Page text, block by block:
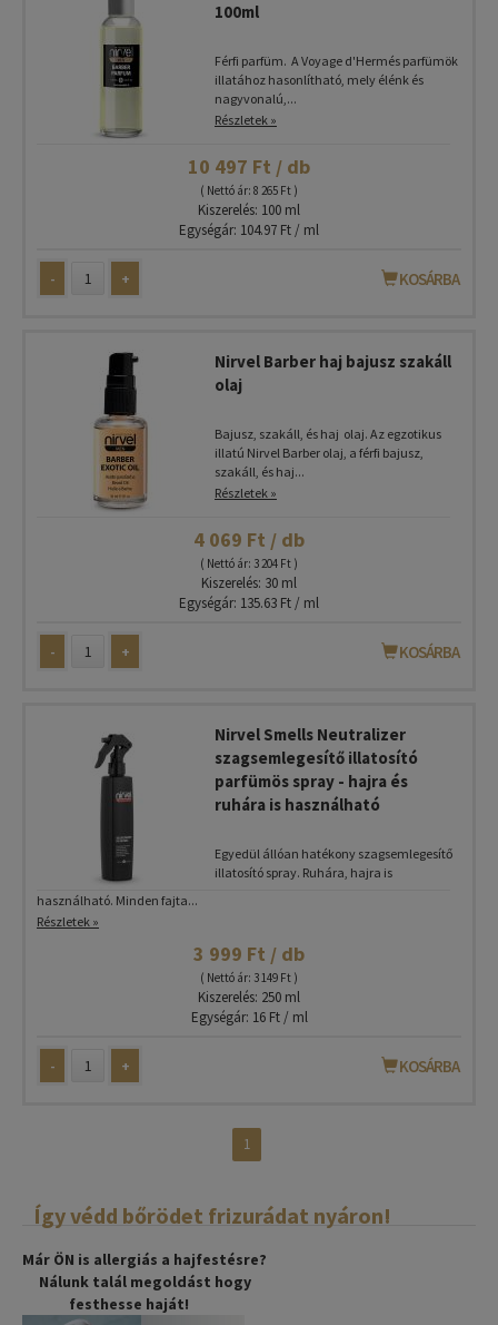
100ml
Férfi parfüm. A Voyage d'Hermés parfümök
illatához hasonlítható, mely élénk és
nagyvonalú,...
Részletek »
10 497 Ft / db
( Nettó ár: 8 265 Ft )
Kiszerelés: 100 ml
Egységár: 104.97 Ft / ml
- + KOSÁRBA
Nirvel Barber haj bajusz szakáll
olaj
Bajusz, szakáll, és haj olaj. Az egzotikus
illatú Nirvel Barber olaj, a férfi bajusz,
szakáll, és haj...
Részletek »
4 069 Ft / db
( Nettó ár: 3 204 Ft )
Kiszerelés: 30 ml
Egységár: 135.63 Ft / ml
- + KOSÁRBA
Nirvel Smells Neutralizer
szagsemlegesítő illatosító
parfümös spray - hajra és
ruhára is használható
Egyedül állóan hatékony szagsemlegesítő
illatosító spray. Ruhára, hajra is
használható. Minden fajta...
Részletek »
3 999 Ft / db
( Nettó ár: 3 149 Ft )
Kiszerelés: 250 ml
Egységár: 16 Ft / ml
- + KOSÁRBA
1
Így védd bőrödet frizurádat nyáron!
Már ÖN is allergiás a hajfestésre?
Nálunk talál megoldást hogy
festhesse haját!